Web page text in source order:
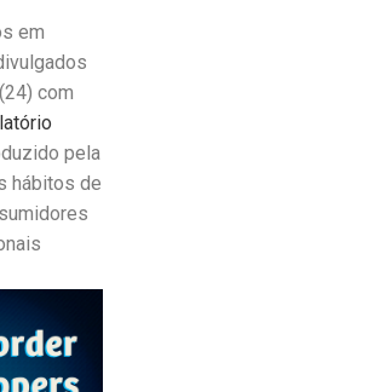
em
com
pela
hábitos de